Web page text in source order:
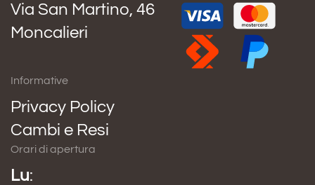
Via San Martino, 46
Moncalieri
Informative
Privacy Policy
Cambi e Resi
Orari di apertura
Lu: